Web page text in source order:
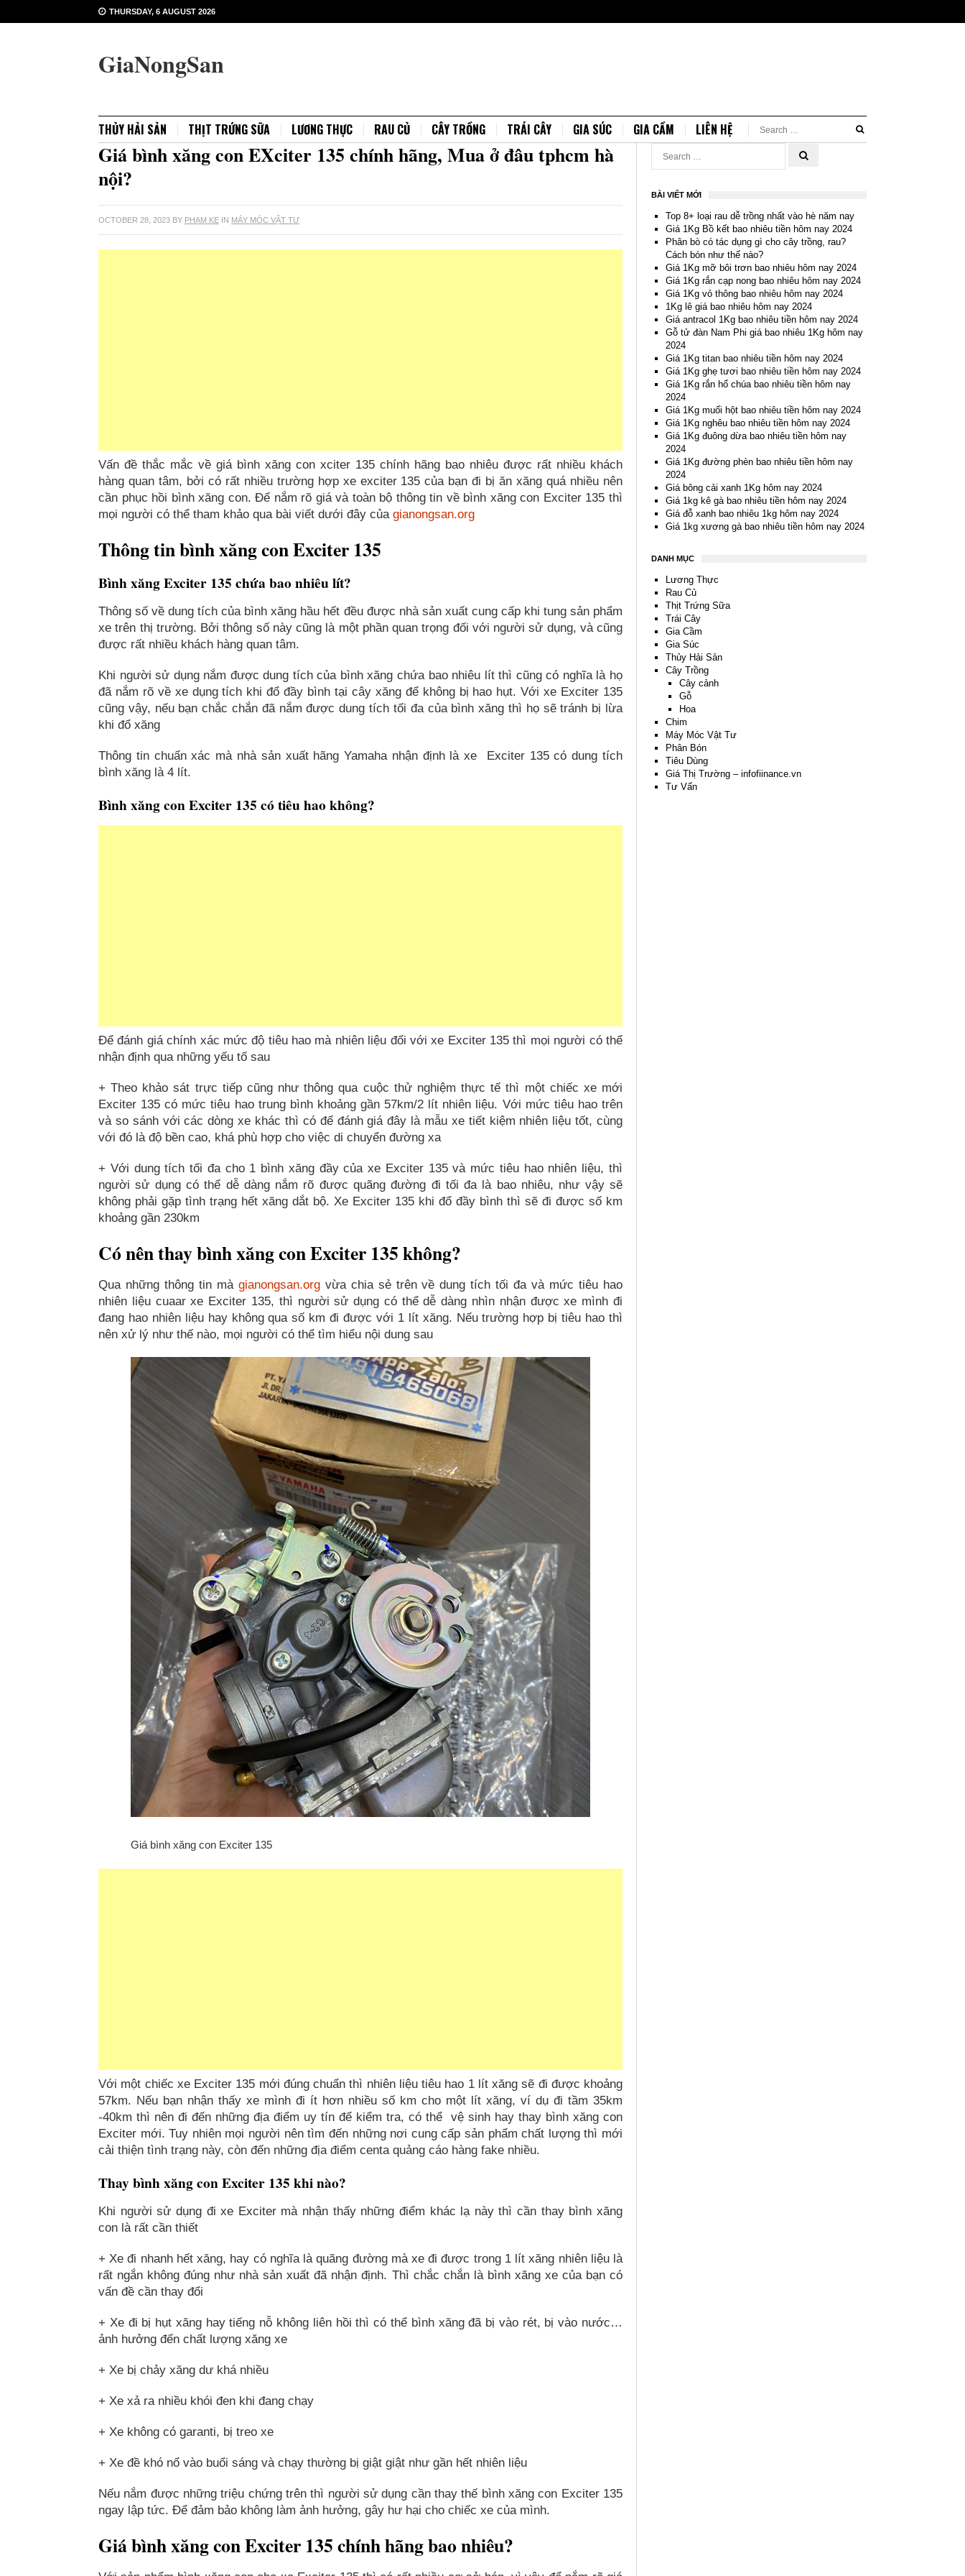
THURSDAY, 6 AUGUST 2026
GiaNongSan
THỦY HẢI SẢN THỊT TRỨNG SỮA LƯƠNG THỰC RAU CỦ CÂY TRỒNG TRÁI CÂY GIA SÚC GIA CẦM LIÊN HỆ
Giá bình xăng con EXciter 135 chính hãng, Mua ở đâu tphcm hà
nội?
OCTOBER 28, 2023 BY PHAM KE IN MÁY MÓC VẬT TƯ
Vấn đề thắc mắc về giá bình xăng con xciter 135 chính hãng bao nhiêu được rất nhiều khách
hàng quan tâm, bởi có rất nhiều trường hợp xe exciter 135 của bạn đi bị ăn xăng quá nhiều nên
cần phục hồi bình xăng con. Để nắm rõ giá và toàn bộ thông tin về bình xăng con Exciter 135 thì
mọi người có thể tham khảo qua bài viết dưới đây của gianongsan.org
Thông tin bình xăng con Exciter 135
Bình xăng Exciter 135 chứa bao nhiêu lít?
Thông số về dung tích của bình xăng hầu hết đều được nhà sản xuất cung cấp khi tung sản phẩm
xe trên thị trường. Bởi thông số này cũng là một phần quan trọng đối với người sử dụng, và cũng
được rất nhiều khách hàng quan tâm.
Khi người sử dụng nắm được dung tích của bình xăng chứa bao nhiêu lít thì cũng có nghĩa là họ
đã nắm rõ về xe dụng tích khi đổ đầy bình tại cây xăng để không bị hao hụt. Với xe Exciter 135
cũng vậy, nếu bạn chắc chắn đã nắm được dung tích tối đa của bình xăng thì họ sẽ tránh bị lừa
khi đổ xăng
Thông tin chuẩn xác mà nhà sản xuất hãng Yamaha nhận định là xe Exciter 135 có dung tích
bình xăng là 4 lít.
Bình xăng con Exciter 135 có tiêu hao không?
Để đánh giá chính xác mức độ tiêu hao mà nhiên liệu đối với xe Exciter 135 thì mọi người có thể
nhận định qua những yếu tố sau
+ Theo khảo sát trực tiếp cũng như thông qua cuộc thử nghiệm thực tế thì một chiếc xe mới
Exciter 135 có mức tiêu hao trung bình khoảng gần 57km/2 lít nhiên liệu. Với mức tiêu hao trên
và so sánh với các dòng xe khác thì có để đánh giá đây là mẫu xe tiết kiệm nhiên liệu tốt, cùng
với đó là độ bền cao, khá phù hợp cho việc di chuyển đường xa
+ Với dung tích tối đa cho 1 bình xăng đầy của xe Exciter 135 và mức tiêu hao nhiên liệu, thì
người sử dụng có thể dễ dàng nắm rõ được quãng đường đi tối đa là bao nhiêu, như vậy sẽ
không phải gặp tình trạng hết xăng dắt bộ. Xe Exciter 135 khi đổ đầy bình thì sẽ đi được số km
khoảng gần 230km
Có nên thay bình xăng con Exciter 135 không?
Qua những thông tin mà gianongsan.orgvừa chia sẻ trên về dung tích tối đa và mức tiêu hao
nhiên liệu cuaar xe Exciter 135, thì người sử dụng có thể dễ dàng nhìn nhận được xe mình đi
đang hao nhiên liệu hay không qua số km đi được với 1 lít xăng. Nếu trường hợp bị tiêu hao thì
nên xử lý như thế nào, mọi người có thể tìm hiểu nội dung sau
Giá bình xăng con Exciter 135
Với một chiếc xe Exciter 135 mới đúng chuẩn thì nhiên liệu tiêu hao 1 lít xăng sẽ đi được khoảng
57km. Nếu bạn nhận thấy xe mình đi ít hơn nhiều số km cho một lít xăng, ví dụ đi tầm 35km
-40km thì nên đi đến những địa điểm uy tín để kiểm tra, có thể vệ sinh hay thay bình xăng con
Exciter mới. Tuy nhiên mọi người nên tìm đến những nơi cung cấp sản phẩm chất lượng thì mới
cải thiện tình trạng này, còn đến những địa điểm centa quảng cáo hàng fake nhiều.
Thay bình xăng con Exciter 135 khi nào?
Khi người sử dụng đi xe Exciter mà nhận thấy những điểm khác lạ này thì cần thay bình xăng
con là rất cần thiết
+ Xe đi nhanh hết xăng, hay có nghĩa là quãng đường mà xe đi được trong 1 lít xăng nhiên liệu là
rất ngắn không đúng như nhà sản xuất đã nhận định. Thì chắc chắn là bình xăng xe của bạn có
vấn đề cần thay đổi
+ Xe đi bị hụt xăng hay tiếng nỗ không liên hồi thì có thể bình xăng đã bị vào rét, bị vào nước…
ảnh hưởng đến chất lượng xăng xe
+ Xe bị chảy xăng dư khá nhiều
+ Xe xả ra nhiều khói đen khi đang chạy
+ Xe không có garanti, bị treo xe
+ Xe đề khó nổ vào buổi sáng và chạy thường bị giật giật như gần hết nhiên liệu
Nếu nắm được những triệu chứng trên thì người sử dụng cần thay thế bình xăng con Exciter 135
ngay lập tức. Để đảm bảo không làm ảnh hưởng, gây hư hại cho chiếc xe của mình.
Giá bình xăng con Exciter 135 chính hãng bao nhiêu?
BÀI VIẾT MỚI
Top 8+ loại rau dễ trồng nhất vào hè năm nay
Giá 1Kg Bồ kết bao nhiêu tiền hôm nay 2024
Phân bò có tác dụng gì cho cây trồng, rau?
Cách bón như thế nào?
Giá 1Kg mỡ bôi trơn bao nhiêu hôm nay 2024
Giá 1Kg rắn cạp nong bao nhiêu hôm nay 2024
Giá 1Kg vỏ thông bao nhiêu hôm nay 2024
1Kg lê giá bao nhiêu hôm nay 2024
Giá antracol 1Kg bao nhiêu tiền hôm nay 2024
Gỗ tử đàn Nam Phi giá bao nhiêu 1Kg hôm nay
2024
Giá 1Kg titan bao nhiêu tiền hôm nay 2024
Giá 1Kg ghẹ tươi bao nhiêu tiền hôm nay 2024
Giá 1Kg rắn hổ chúa bao nhiêu tiền hôm nay
2024
Giá 1Kg muối hột bao nhiêu tiền hôm nay 2024
Giá 1Kg nghêu bao nhiêu tiền hôm nay 2024
Giá 1Kg đuông dừa bao nhiêu tiền hôm nay
2024
Giá 1Kg đường phèn bao nhiêu tiền hôm nay
2024
Giá bông cải xanh 1Kg hôm nay 2024
Giá 1kg kê gà bao nhiêu tiền hôm nay 2024
Giá đỗ xanh bao nhiêu 1kg hôm nay 2024
Giá 1kg xương gà bao nhiêu tiền hôm nay 2024
DANH MỤC
Lương Thực
Rau Củ
Thịt Trứng Sữa
Trái Cây
Gia Cầm
Gia Súc
Thủy Hải Sản
Cây Trồng
Cây cảnh
Gỗ
Hoa
Chim
Máy Móc Vật Tư
Phân Bón
Tiêu Dùng
Giá Thị Trường – infofiinance.vn
Tư Vấn